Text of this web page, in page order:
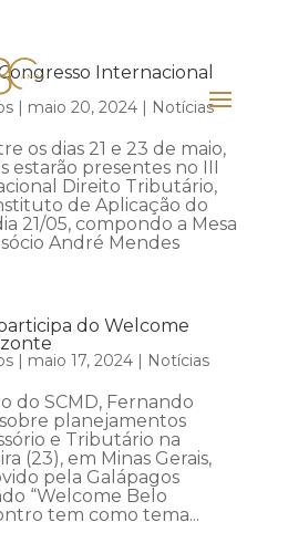
Internacional
| maio 20, 2024| Notícias
os dias 21 e 23 de maio,
estarão presentes no III
Direito Tributário,
de Aplicação do
21/05, compondo a Mesa
André Mendes
do Welcome
| maio 17, 2024| Notícias
do SCMD, Fernando
planejamentos
e Tributário na
(23), em Minas Gerais,
pela Galápagos
“Welcome Belo
tem como tema...